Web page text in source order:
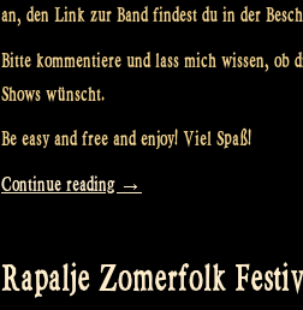
an, den Link zur Band findest du in der
Bitte kommentiere und lass mich wissen,
Shows wünscht.
Be easy and free and enjoy! Viel Spaß!
Continue reading „Video:
to
→
Rapalje Zomerfolk